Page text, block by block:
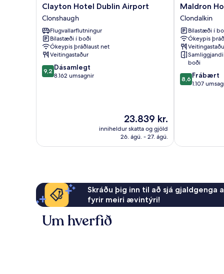
Clayton
Hotel
Dublin
Airport
Clonshaugh
Clayton Hotel Dublin Airport
Clonshaugh
Flugvallarflutningur
Bílastæði í boði
Ókeypis þráðlaust net
Veitingastaður
9.2
af
9,2 Dásamlegt
8.162 umsagnir
Verðið
er
23.839 kr.
23.839 kr.
inniheldur skatta og gjöld
26. ágú. - 27. ágú.
Maldron
Hotel
Newlands
Cross
Clondalkin
Maldron
Clondalkin
Bílastæði í
Ókeypis
boði
8.6
af
8,6 Frábært
1.107
Skráðu þig inn til að sjá
fyrir meiri ævintýri!
Um hverfið